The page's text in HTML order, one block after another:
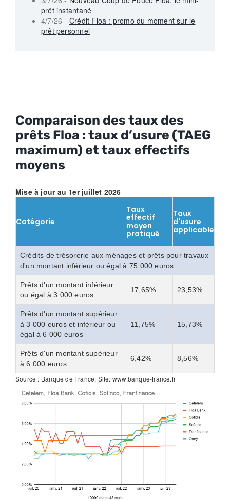
prêt instantané
4/7/26 - Crédit Floa : promo du moment sur le
prêt personnel
Comparaison des taux des
prêts Floa : taux d’usure (TAEG
maximum) et taux effectifs
moyens
Mise à jour au 1er juillet 2026
Catégorie
Taux
effectif
moyen
pratiqué
Taux
d'usure
applicable
Crédits de trésorerie aux ménages et prêts pour travaux
d'un montant inférieur ou égal à 75 000 euros
Prêts d'un montant inférieur
ou égal à 3 000 euros
17,65% 23,53%
Prêts d'un montant supérieur
à 3 000 euros et inférieur ou
égal à 6 000 euros
11,75% 15,73%
Prêts d'un montant supérieur
à 6 000 euros
6,42% 8,56%
Source : Banque de France. Site: www.banque-france.fr